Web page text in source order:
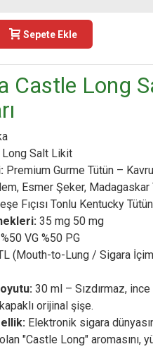
Sepete Ekle
Castle Long
Salt Likit
Premium Gurme Tütün –
Esmer Şeker, Madagaskar
Fıçısı Tonlu Kentucky
35 mg 50 mg
%50 VG %50 PG
(Mouth-to-Lung / Sigara
30 ml – Sızdırmaz,
orijinal şişe.
Elektronik sigara
"Castle Long" aromasını,